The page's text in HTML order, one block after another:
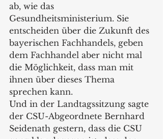
ab, wie das
Gesundheitsministerium. Sie
entscheiden über die Zukunft des
bayerischen Fachhandels, geben
dem Fachhandel aber nicht mal
die Möglichkeit, dass man mit
ihnen über dieses Thema
sprechen kann.
Und in der Landtagssitzung sagte
der CSU-Abgeordnete Bernhard
Seidenath gestern, dass die CSU